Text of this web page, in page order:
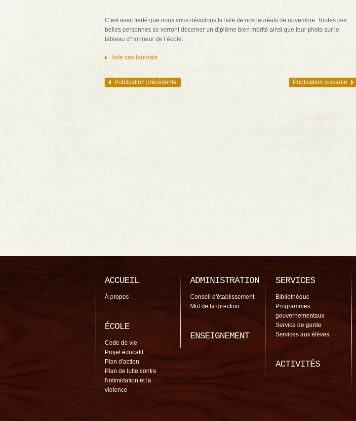
C’est avec fierté que nous vous dévoilons la liste de nos lauréats de novembre. Toutes ces
belles personnes se verront décerner un diplôme bien mérité ainsi que leur photo sur le
tableau d’honneur de l’école.
liste des lauréats
Navigation des articles
Publication précédente Publication suivante
ACCUEIL
À propos
ÉCOLE
Code de vie
Projet éducatif
Plan d'action
Plan de lutte contre
l'intimidation et la
violence
ADMINISTRATION
Conseil d'établissement
Mot de la direction
ENSEIGNEMENT
SERVICES
Bibliothèque
Programmes
gouvernementaux
Service de garde
Services aux élèves
ACTIVITÉS